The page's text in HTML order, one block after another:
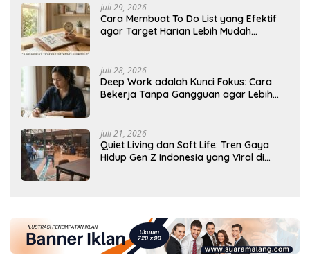
Juli 29, 2026
Cara Membuat To Do List yang Efektif
agar Target Harian Lebih Mudah
Juli 28, 2026
Deep Work adalah Kunci Fokus: Cara
Bekerja Tanpa Gangguan agar Lebih
Juli 21, 2026
Quiet Living dan Soft Life: Tren Gaya
Hidup Gen Z Indonesia yang Viral di